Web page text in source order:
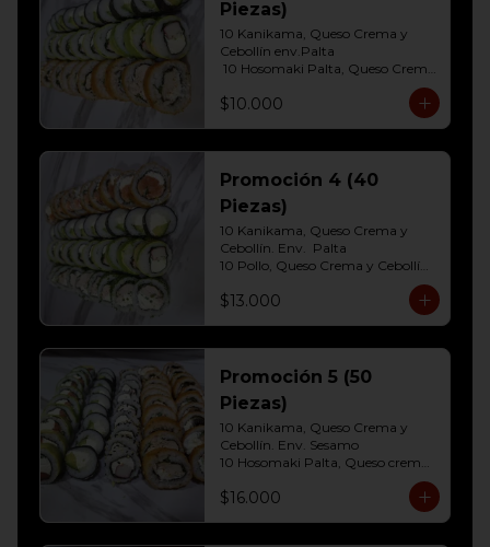
Piezas)
10 Kanikama, Queso Crema y
Cebollín env.Palta
10 Hosomaki Palta, Queso Crema
10 Pollo, Queso Crema y Cebollin
Env. Frito
$10.000
Promoción 4 (40
Piezas)
10 Kanikama, Queso Crema y
Cebollín. Env.  Palta
10 Pollo, Queso Crema y Cebollín
10 Hosomaki Palta, Queso crema
$13.000
Promoción 5 (50
Piezas)
10 Kanikama, Queso Crema y
Cebollín. Env. Sesamo
10 Hosomaki Palta, Queso crema
Cebollín Env.Palta
10 Pollo, Queso Crema y Cebollín
$16.000